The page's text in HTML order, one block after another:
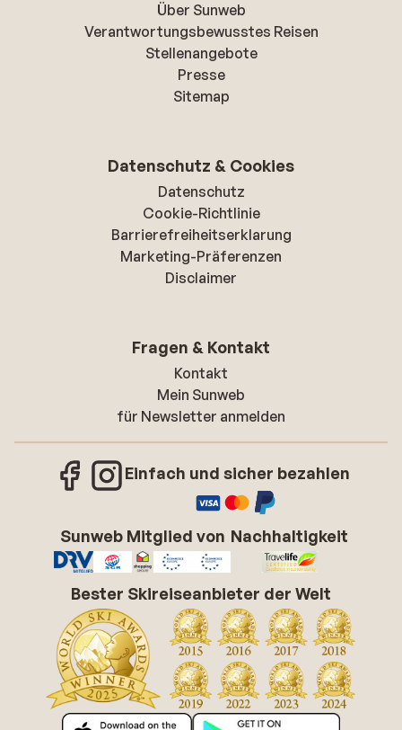
Über Sunweb
Verantwortungsbewusstes Reisen
Stellenangebote
Presse
Sitemap
Datenschutz & Cookies
Datenschutz
Cookie-Richtlinie
Barrierefreiheitserklarung
Marketing-Präferenzen
Disclaimer
Fragen & Kontakt
Kontakt
Mein Sunweb
für Newsletter anmelden
Einfach und sicher bezahlen
Sunweb Mitglied von Nachhaltigkeit
Bester Skireiseanbieter der Welt